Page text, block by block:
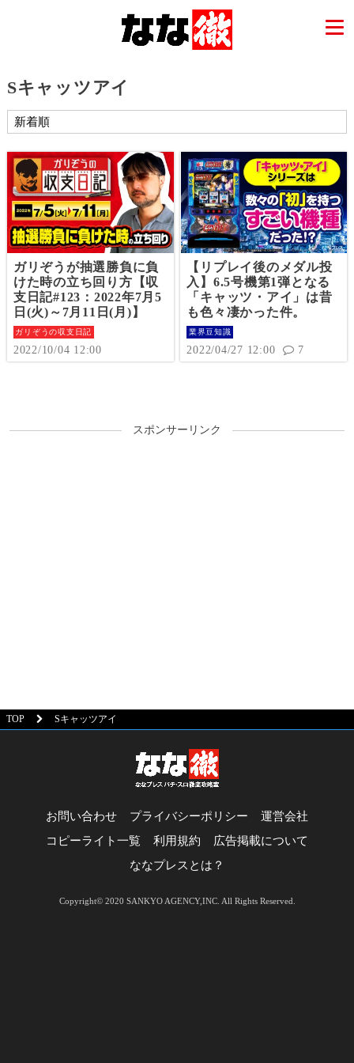
Sキャッツアイ
ガリぞうが抽選勝負に負
けた時の立ち回り方【収
支日記#123：2022年7月5
日(火)～7月11日(月)】
ガリぞうの収支日記
2022/10/04 12:00
【リプレイ後のメダル投
入】6.5号機第1弾となる
「キャッツ・アイ」は昔
も色々凄かった件。
業界豆知識
2022/04/27 12:00 7
スポンサーリンク
TOP Sキャッツアイ
お問い合わせ プライバシーポリシー
運営会社
コピーライト一覧
利用規約
広告掲載について
ななプレスとは？
Copyright© 2020 SANKYO AGENCY,INC. All Rights Reserved.